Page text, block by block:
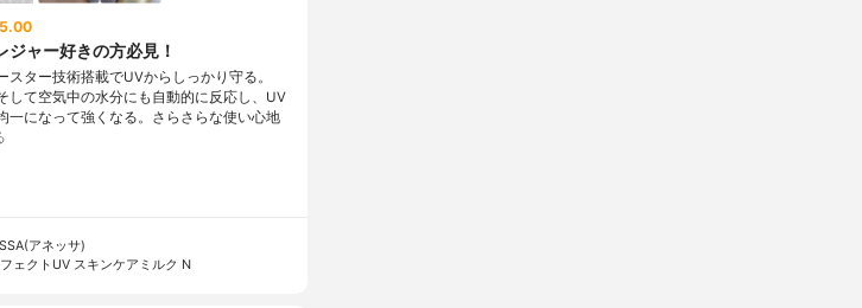
5.00
ジャー好きの方必見！
スター技術搭載でUVからしっかり守る。
して空気中の水分にも自動的に反応し、UV
一になって強くなる。さらさらな使い心地
アネッサ)
ェクトUV スキンケアミルク N